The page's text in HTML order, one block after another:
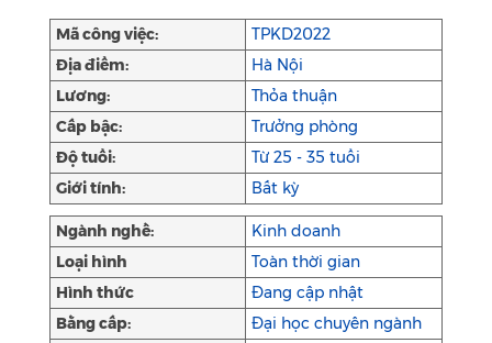
Mã công việc:
TPKD2022
Địa điểm:
Hà Nội
Lương:
Thỏa thuận
Cấp bậc:
Trưởng phòng
Độ tuổi:
Từ 25 - 35 tuổi
Giới tính:
Bất kỳ
Ngành nghề:
Kinh doanh
Loại hình
Toàn thời gian
Hình thức
Đang cập nhật
Bằng cấp:
Đại học chuyên ngành